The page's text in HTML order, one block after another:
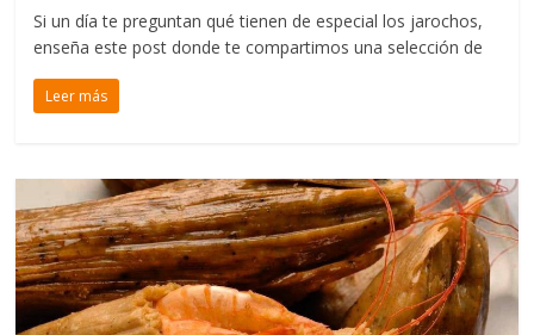
Si un día te preguntan qué tienen de especial los jarochos,
enseña este post donde te compartimos una selección de
Leer más